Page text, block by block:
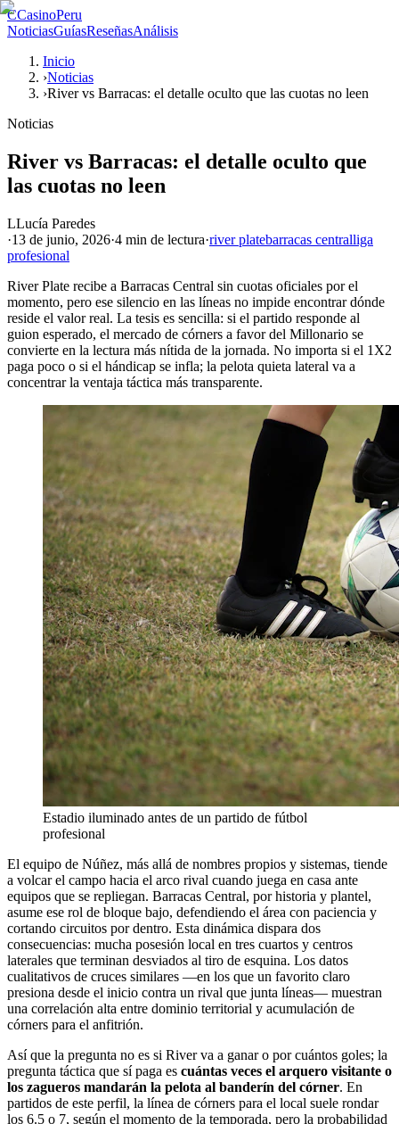
CCasinoPeru
NoticiasGuíasReseñasAnálisis
Inicio
›Noticias
›River vs Barracas: el detalle oculto que las cuotas no leen
Noticias
River vs Barracas: el detalle oculto que
las cuotas no leen
LLucía Paredes
·13 de junio, 2026·4 min de lectura·river platebarracas centralliga
profesional
River Plate recibe a Barracas Central sin cuotas oficiales por el
momento, pero ese silencio en las líneas no impide encontrar dónde
reside el valor real. La tesis es sencilla: si el partido responde al
guion esperado, el mercado de córners a favor del Millonario se
convierte en la lectura más nítida de la jornada. No importa si el 1X2
paga poco o si el hándicap se infla; la pelota quieta lateral va a
concentrar la ventaja táctica más transparente.
Estadio iluminado antes de un partido de fútbol
profesional
El equipo de Núñez, más allá de nombres propios y sistemas, tiende
a volcar el campo hacia el arco rival cuando juega en casa ante
equipos que se repliegan. Barracas Central, por historia y plantel,
asume ese rol de bloque bajo, defendiendo el área con paciencia y
cortando circuitos por dentro. Esta dinámica dispara dos
consecuencias: mucha posesión local en tres cuartos y centros
laterales que terminan desviados al tiro de esquina. Los datos
cualitativos de cruces similares —en los que un favorito claro
presiona desde el inicio contra un rival que junta líneas— muestran
una correlación alta entre dominio territorial y acumulación de
córners para el anfitrión.
Así que la pregunta no es si River va a ganar o por cuántos goles; la
pregunta táctica que sí paga es cuántas veces el arquero visitante o
los zagueros mandarán la pelota al banderín del córner. En
partidos de este perfil, la línea de córners para el local suele rondar
los 6.5 o 7, según el momento de la temporada, pero la probabilidad